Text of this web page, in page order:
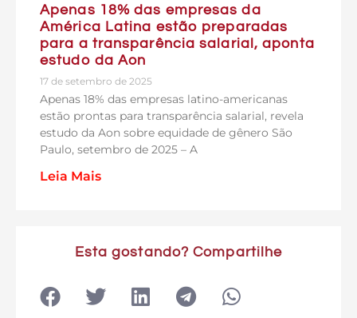
Apenas 18% das empresas da
América Latina estão preparadas
para a transparência salarial, aponta
estudo da Aon
17 de setembro de 2025
Apenas 18% das empresas latino-americanas
estão prontas para transparência salarial, revela
estudo da Aon sobre equidade de gênero São
Paulo, setembro de 2025 – A
Leia Mais
Esta gostando? Compartilhe